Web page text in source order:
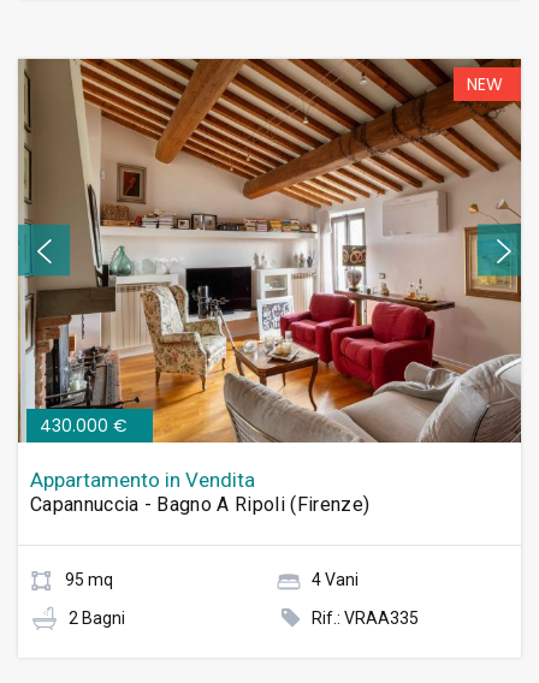
430.000 €
NEW
Appartamento in Vendita
Capannuccia - Bagno A Ripoli (Firenze)
95 mq
4 Vani
2 Bagni
Rif.: VRAA335